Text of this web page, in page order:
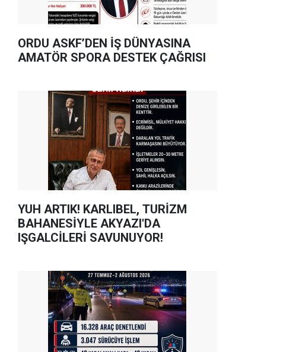
ORDU ASKF’DEN İŞ DÜNYASINA
AMATÖR SPORA DESTEK ÇAĞRISI
YUH ARTIK! KARLIBEL, TURİZM
BAHANESİYLE AKYAZI'DA
IŞGALCİLERİ SAVUNUYOR!